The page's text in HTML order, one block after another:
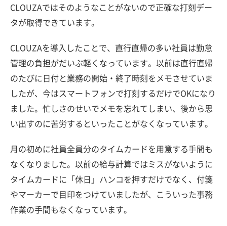
CLOUZAではそのようなことがないので正確な打刻デー
タが取得できています。
CLOUZAを導入したことで、直行直帰の多い社員は勤怠
管理の負担がだいぶ軽くなっています。以前は直行直帰
のたびに日付と業務の開始・終了時刻をメモさせていま
したが、今はスマートフォンで打刻するだけでOKになり
ました。忙しさのせいでメモを忘れてしまい、後から思
い出すのに苦労するといったことがなくなっています。
月の初めに社員全員分のタイムカードを用意する手間も
なくなりました。以前の給与計算ではミスがないように
タイムカードに「休日」ハンコを押すだけでなく、付箋
やマーカーで目印をつけていましたが、こういった事務
作業の手間もなくなっています。